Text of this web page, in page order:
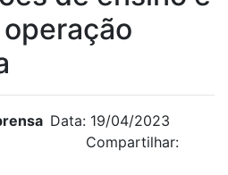
Data: 19/04/2023
Compartilhar: